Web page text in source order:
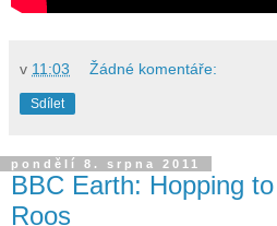
v 11:03 Žádné komentáře:
Sdílet
pondělí 8. srpna 2011
BBC Earth: Hopping
Roos